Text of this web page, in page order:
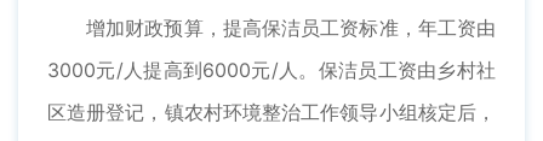
增加财政预算，提高保洁员工资标准，年工资由
3000元/人提高到6000元/人。保洁员工资由乡村社
区造册登记，镇农村环境整治工作领导小组核定后，